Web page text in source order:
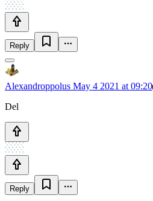
Reply
Alexandroppolus May 4 2021 at 09:20
Del
Reply